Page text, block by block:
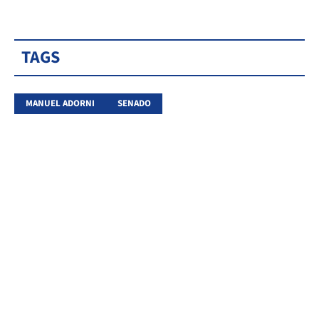
TAGS
MANUEL ADORNI SENADO